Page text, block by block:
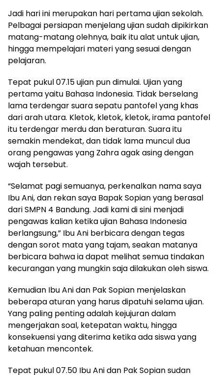
Jadi hari ini merupakan hari pertama ujian sekolah.
Pelbagai persiapan menjelang ujian sudah dipikirkan
matang-matang olehnya, baik itu alat untuk ujian,
hingga mempelajari materi yang sesuai dengan
pelajaran.
Tepat pukul 07.15 ujian pun dimulai. Ujian yang
pertama yaitu Bahasa Indonesia. Tidak berselang
lama terdengar suara sepatu pantofel yang khas
dari arah utara. Kletok, kletok, kletok, irama pantofel
itu terdengar merdu dan beraturan. Suara itu
semakin mendekat, dan tidak lama muncul dua
orang pengawas yang Zahra agak asing dengan
wajah tersebut.
“Selamat pagi semuanya, perkenalkan nama saya
Ibu Ani, dan rekan saya Bapak Sopian yang berasal
dari SMPN 4 Bandung. Jadi kami di sini menjadi
pengawas kalian ketika ujian Bahasa Indonesia
berlangsung,” Ibu Ani berbicara dengan tegas
dengan sorot mata yang tajam, seakan matanya
berbicara bahwa ia dapat melihat semua tindakan
kecurangan yang mungkin saja dilakukan oleh siswa.
Kemudian Ibu Ani dan Pak Sopian menjelaskan
beberapa aturan yang harus dipatuhi selama ujian.
Yang paling penting adalah kejujuran dalam
mengerjakan soal, ketepatan waktu, hingga
konsekuensi yang diterima ketika ada siswa yang
ketahuan mencontek.
Tepat pukul 07.50 Ibu Ani dan Pak Sopian sudan